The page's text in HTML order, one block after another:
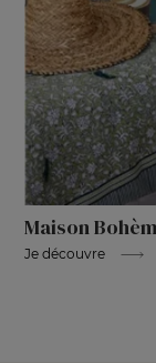
Maison
Je découvre